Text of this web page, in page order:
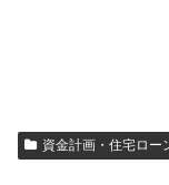
資金計画・住宅ロー